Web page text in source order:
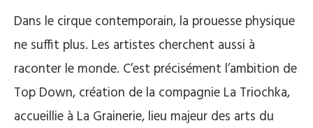
Dans le cirque contemporain, la prouesse physique
ne suffit plus. Les artistes cherchent aussi à
raconter le monde. C’est précisément l’ambition de
Top Down, création de la compagnie La Triochka,
accueillie à La Grainerie, lieu majeur des arts du